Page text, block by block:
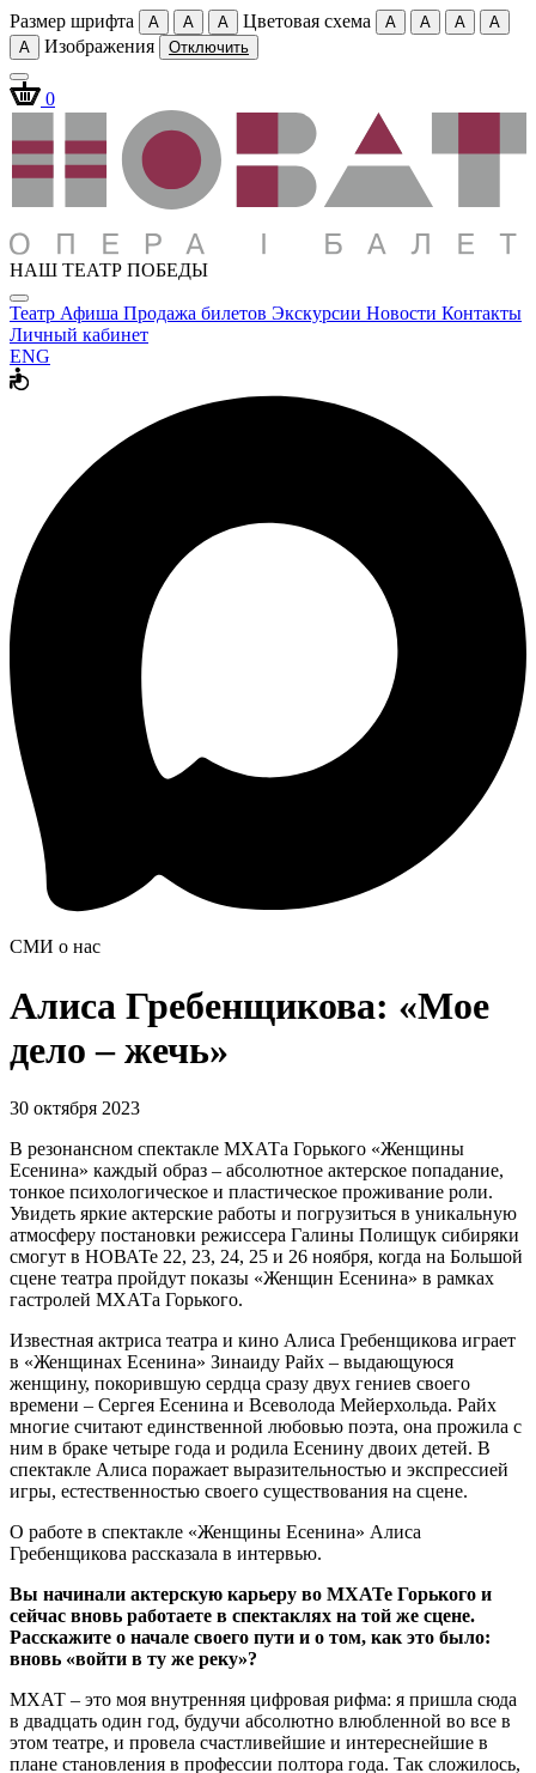
Размер шрифта A A A Цветовая схема A A A
A
A
Изображения Отключить
0
НАШ ТЕАТР ПОБЕДЫ
Театр Афиша Продажа билетов Экскурсии Новости Контакты
Личный кабинет
ENG
СМИ о нас
Алиса Гребенщикова: «Мое
дело – жечь»
30 октября 2023
В резонансном спектакле МХАТа Горького «Женщины
Есенина» каждый образ – абсолютное актерское попадание,
тонкое психологическое и пластическое проживание роли.
Увидеть яркие актерские работы и погрузиться в уникальную
атмосферу постановки режиссера Галины Полищук сибиряки
смогут в НОВАТе 22, 23, 24, 25 и 26 ноября, когда на Большой
сцене театра пройдут показы «Женщин Есенина» в рамках
гастролей МХАТа Горького.
Известная актриса театра и кино Алиса Гребенщикова играет
в «Женщинах Есенина» Зинаиду Райх – выдающуюся
женщину, покорившую сердца сразу двух гениев своего
времени – Сергея Есенина и Всеволода Мейерхольда. Райх
многие считают единственной любовью поэта, она прожила с
ним в браке четыре года и родила Есенину двоих детей. В
спектакле Алиса поражает выразительностью и экспрессией
игры, естественностью своего существования на сцене.
О работе в спектакле «Женщины Есенина» Алиса
Гребенщикова рассказала в интервью.
Вы начинали актерскую карьеру во МХАТе Горького и
сейчас вновь работаете в спектаклях на той же сцене.
Расскажите о начале своего пути и о том, как это было:
вновь «войти в ту же реку»?
МХАТ – это моя внутренняя цифровая рифма: я пришла сюда
в двадцать один год, будучи абсолютно влюбленной во все в
этом театре, и провела счастливейшие и интереснейшие в
плане становления в профессии полтора года. Так сложилось,